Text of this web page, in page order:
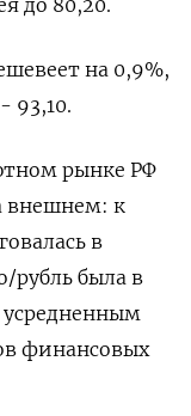
на 0,9%,
93,10.
рынке РФ
внешнем: к
в
рубль была в
усредненным
финансовых